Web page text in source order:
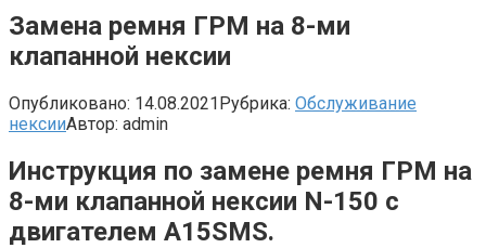
Замена ремня ГРМ на 8-ми
клапанной нексии
Опубликовано: 14.08.2021Рубрика: Обслуживание
нексииАвтор: admin
Инструкция по замене ремня ГРМ на
8-ми клапанной нексии N-150 с
двигателем A15SMS.